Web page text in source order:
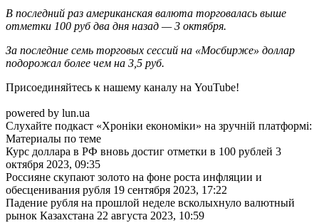
В последний раз американская валюта торговалась выше
отметки 100 руб два дня назад — 3 октября.
За последние семь торговых сессий на «Мосбирже» доллар
подорожал более чем на 3,5 руб.
Присоединяйтесь к нашему каналу на YouTube!
powered by lun.ua
Слухайте подкаст «Хроніки економіки» на зручній платформі:
Материалы по теме
Курс доллара в РФ вновь достиг отметки в 100 рублей 3
октября 2023, 09:35
Россияне скупают золото на фоне роста инфляции и
обесценивания рубля 19 сентября 2023, 17:22
Падение рубля на прошлой неделе всколыхнуло валютный
рынок Казахстана 22 августа 2023, 10:59